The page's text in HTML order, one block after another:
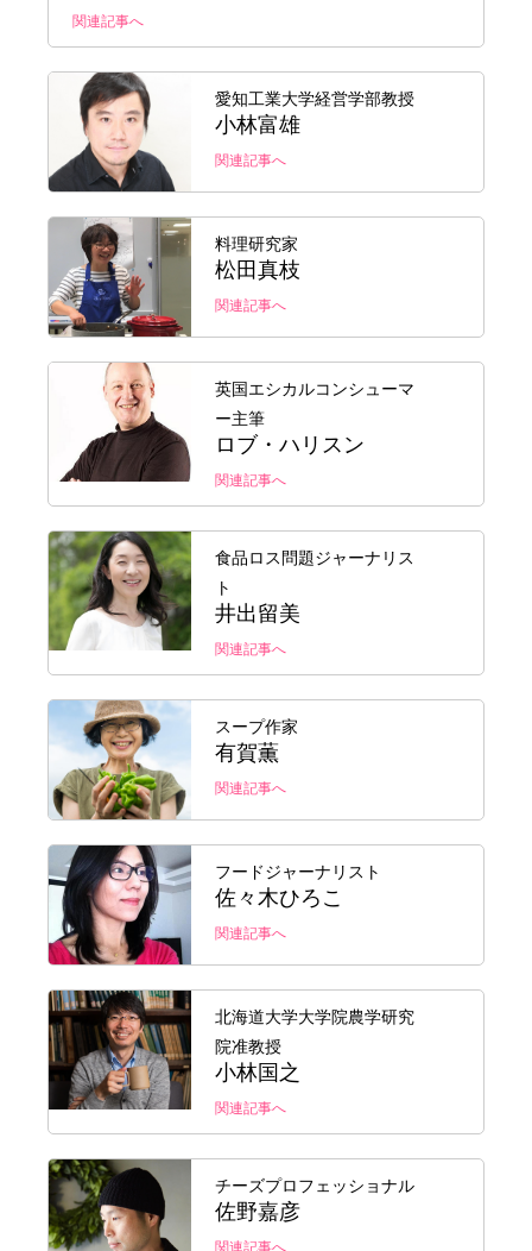
関連記事へ
愛知工業大学経営学部教授
小林富雄
関連記事へ
料理研究家
松田真枝
関連記事へ
英国エシカルコンシューマ
ー主筆
ロブ・ハリスン
関連記事へ
食品ロス問題ジャーナリス
ト
井出留美
関連記事へ
スープ作家
有賀薫
関連記事へ
フードジャーナリスト
佐々木ひろこ
関連記事へ
北海道大学大学院農学研究
院准教授
小林国之
関連記事へ
チーズプロフェッショナル
佐野嘉彦
関連記事へ